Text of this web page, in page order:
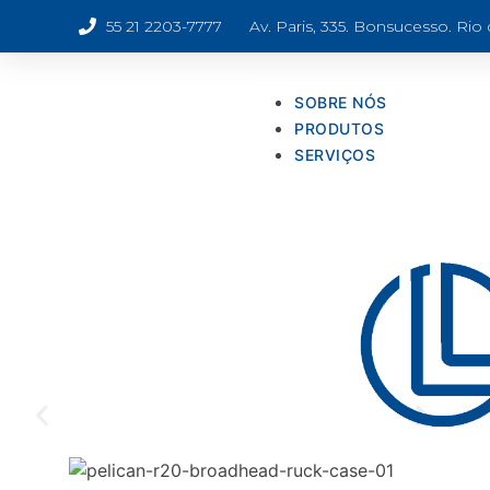
55 21 2203-7777 Av. Paris, 335. Bonsucesso. Rio
SOBRE NÓS
PRODUTOS
SERVIÇOS